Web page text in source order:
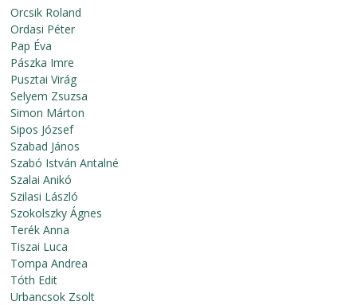
Orcsik Roland
Ordasi Péter
Pap Éva
Pászka Imre
Pusztai Virág
Selyem Zsuzsa
Simon Márton
Sipos József
Szabad János
Szabó István Antalné
Szalai Anikó
Szilasi László
Szokolszky Ágnes
Terék Anna
Tiszai Luca
Tompa Andrea
Tóth Edit
Urbancsok Zsolt